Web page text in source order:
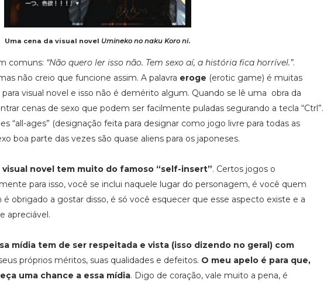
Uma cena da visual novel Umineko no naku Koro ni.
comuns: “Não quero ler isso não. Tem sexo aí, a história fica horrível.”.
não creio que funcione assim. A palavra eroge (erotic game) é muitas
visual novel e isso não é demérito algum. Quando se lê uma obra da
cenas de sexo que podem ser facilmente puladas segurando a tecla “Ctrl”.
“all-ages” (designação feita para designar como jogo livre para todas as
boa parte das vezes são quase aliens para os japoneses.
novel tem muito do famoso “self-insert”. Certos jogos o
para isso, você se inclui naquele lugar do personagem, é você quem
obrigado a gostar disso, é só você esquecer que esse aspecto existe e a
apreciável.
mídia tem de ser respeitada e vista (isso dizendo no geral) com
próprios méritos, suas qualidades e defeitos. O meu apelo é para que,
uma chance a essa mídia. Digo de coração, vale muito a pena, é